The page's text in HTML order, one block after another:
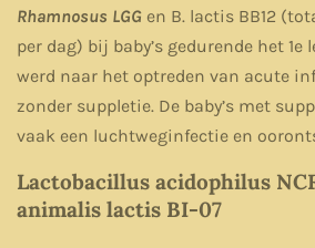
Rhamnosus LGG en B. lactis BB12
per dag) bij baby’s gedurende het 1e
werd naar het optreden van acute
zonder suppletie. De baby’s met
vaak een luchtweginfectie en
Lactobacillus acidophilus
animalis lactis BI-07